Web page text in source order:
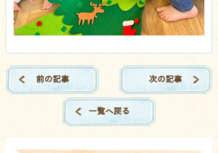
前の記事
一覧へ戻る
次の記事